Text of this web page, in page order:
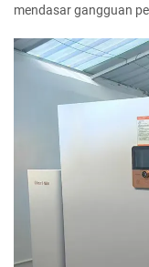
mendasar gangguan